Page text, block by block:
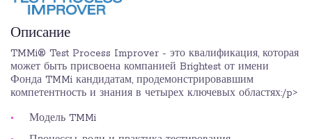
Описание
TMMi® Test Process Improver - это квалификация, которая
может быть присвоена компанией Brightest от имени
Фонда TMMi кандидатам, продемонстрировавшим
компетентность и знания в четырех ключевых областях:/p>
Модель TMMi